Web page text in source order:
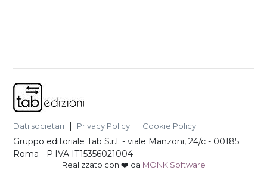
Dati societari Privacy Policy Cookie Policy
Gruppo editoriale Tab S.r.l. -viale Manzoni, 24/c - 00185
Roma - P.IVA IT15356021004
Realizzato con ❤️ da MONK Software